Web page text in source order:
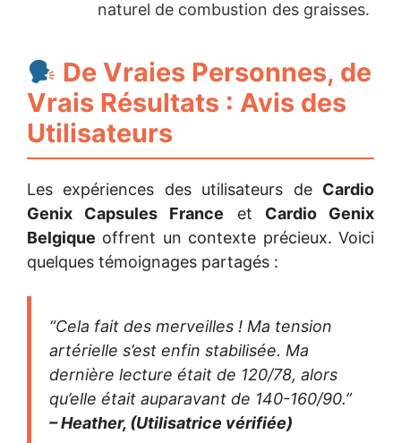
naturel de combustion des graisses.
De Vraies Personnes, de
Vrais Résultats : Avis des
Utilisateurs
Les expériences des utilisateurs de Cardio
Genix Capsules France et Cardio Genix
Belgique offrent un contexte précieux. Voici
quelques témoignages partagés :
“Cela fait des merveilles ! Ma tension
artérielle s’est enfin stabilisée. Ma
dernière lecture était de 120/78, alors
qu’elle était auparavant de 140-160/90.”
– Heather, (Utilisatrice vérifiée)